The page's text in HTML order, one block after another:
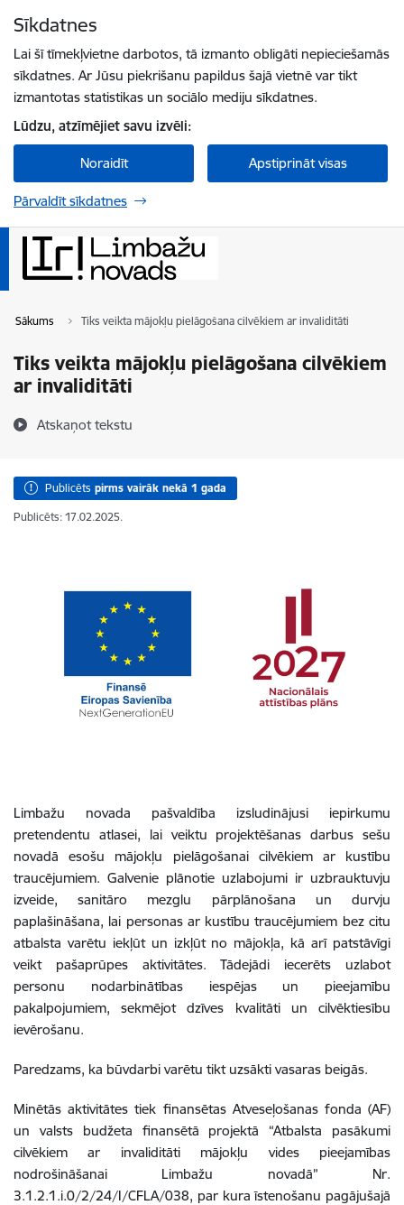
Sīkdatnes
Lai šī tīmekļvietne darbotos, tā izmanto obligāti nepieciešamās
sīkdatnes. Ar Jūsu piekrišanu papildus šajā vietnē var tikt
izmantotas statistikas un sociālo mediju sīkdatnes.
Lūdzu, atzīmējiet savu izvēli:
Noraidīt Apstiprināt visas
Pārvaldīt sīkdatnes
Sākums Tiks veikta mājokļu pielāgošana cilvēkiem ar invaliditāti
Tiks veikta mājokļu pielāgošana cilvēkiem
ar invaliditāti
Atskaņot tekstu
Publicēts pirms vairāk nekā 1 gada
Publicēts: 17.02.2025.
Limbažu novada pašvaldība izsludinājusi iepirkumu
pretendentu atlasei, lai veiktu projektēšanas darbus sešu
novadā esošu mājokļu pielāgošanai cilvēkiem ar kustību
traucējumiem. Galvenie plānotie uzlabojumi ir uzbrauktuvju
izveide, sanitāro mezglu pārplānošana un durvju
paplašināšana, lai personas ar kustību traucējumiem bez citu
atbalsta varētu iekļūt un izkļūt no mājokļa, kā arī patstāvīgi
veikt pašaprūpes aktivitātes. Tādejādi iecerēts uzlabot
personu nodarbinātības iespējas un pieejamību
pakalpojumiem, sekmējot dzīves kvalitāti un cilvēktiesību
ievērošanu.
Paredzams, ka būvdarbi varētu tikt uzsākti vasaras beigās.
Minētās aktivitātes tiek finansētas Atveseļošanas fonda (AF)
un valsts budžeta finansētā projektā “Atbalsta pasākumi
cilvēkiem ar invaliditāti mājokļu vides pieejamības
nodrošināšanai Limbažu novadā” Nr.
3.1.2.1.i.0/2/24/I/CFLA/038, par kura īstenošanu pagājušajā